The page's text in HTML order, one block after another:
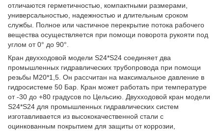
отличаются герметичностью, компактными размерами,
универсальностью, надежностью и длительным сроком
службы. Полное или частичное перекрытие потока рабочего
вещества осуществляется при помощи поворота рукояти под
углом от 0° до 90°.
Кран двухходовой модели S24*S24 соединяет два
промышленных гидравлических трубопровода при помощи
резьбы М20*1,5. Он рассчитан на максимальное давление в
гидросистеме 50 Бар. Кран может работать при температуре
от -30 до +80 градусов по Цельсию. Двухходовой кран модели
S24*S24 для промышленных гидравлических систем
изготавливается из высококачественной стали с
оцинкованным покрытием для защиты от коррозии,